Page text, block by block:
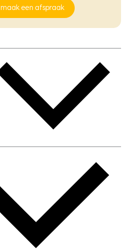
maak een afspraak